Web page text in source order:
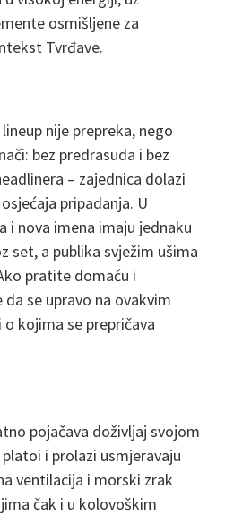
osmišljene za
Tvrđave.
nije prepreka, nego
bez predrasuda i bez
– zajednica dolazi
pripadanja. U
i nova imena imaju jednaku
set, a publika svježim ušima
pratite domaću i
se upravo na ovakvim
kojima se prepričava
pojačava doživljaj svojom
i prolazi usmjeravaju
ventilacija i morski zrak
čak i u kolovoškim